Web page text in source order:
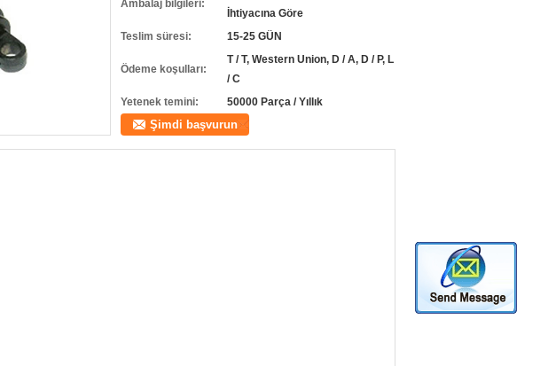
Ambalaj bilgileri:
İhtiyacına Göre
Teslim süresi:
15-25 GÜN
Ödeme koşulları:
T / T, Western Union, D / A, D / P, L
/ C
Yetenek temini:
50000 Parça / Yıllık
Şimdi başvurun